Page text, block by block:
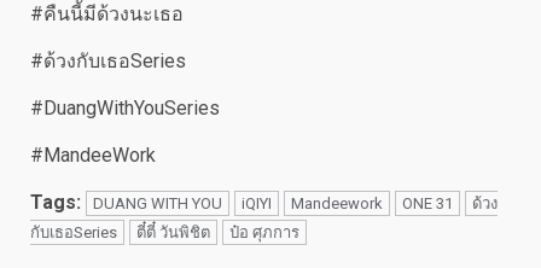
#คืนนี้มีด้วงนะเธอ
#ด้วงกับเธอSeries
#DuangWithYouSeries
#MandeeWork
Tags: DUANG WITH YOU iQIYI Mandeework ONE 31
ด้วง
กับเธอSeries
ตี๋ตี๋ วันพิชิต ป๋อ ศุภการ